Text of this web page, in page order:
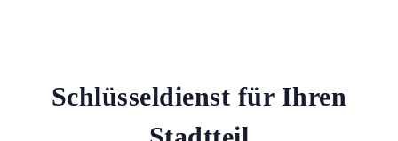
Schlüsseldienst für Ihren